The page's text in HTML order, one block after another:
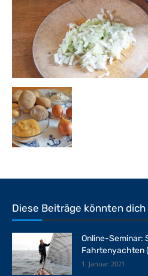
Diese Beiträge könnten
Online-Seminar:
Fahrtenyachten
1. Januar 2021